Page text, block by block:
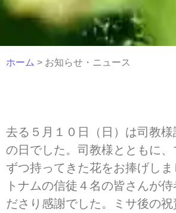
ホーム > お知らせ・ニュース
去る５月１０日（日）は司教
の日でした。司教様とともに、
ずつ持ってきた花をお捧げし
トナムの信徒４名の皆さんが侍
ださり感謝でした。ミサ後の